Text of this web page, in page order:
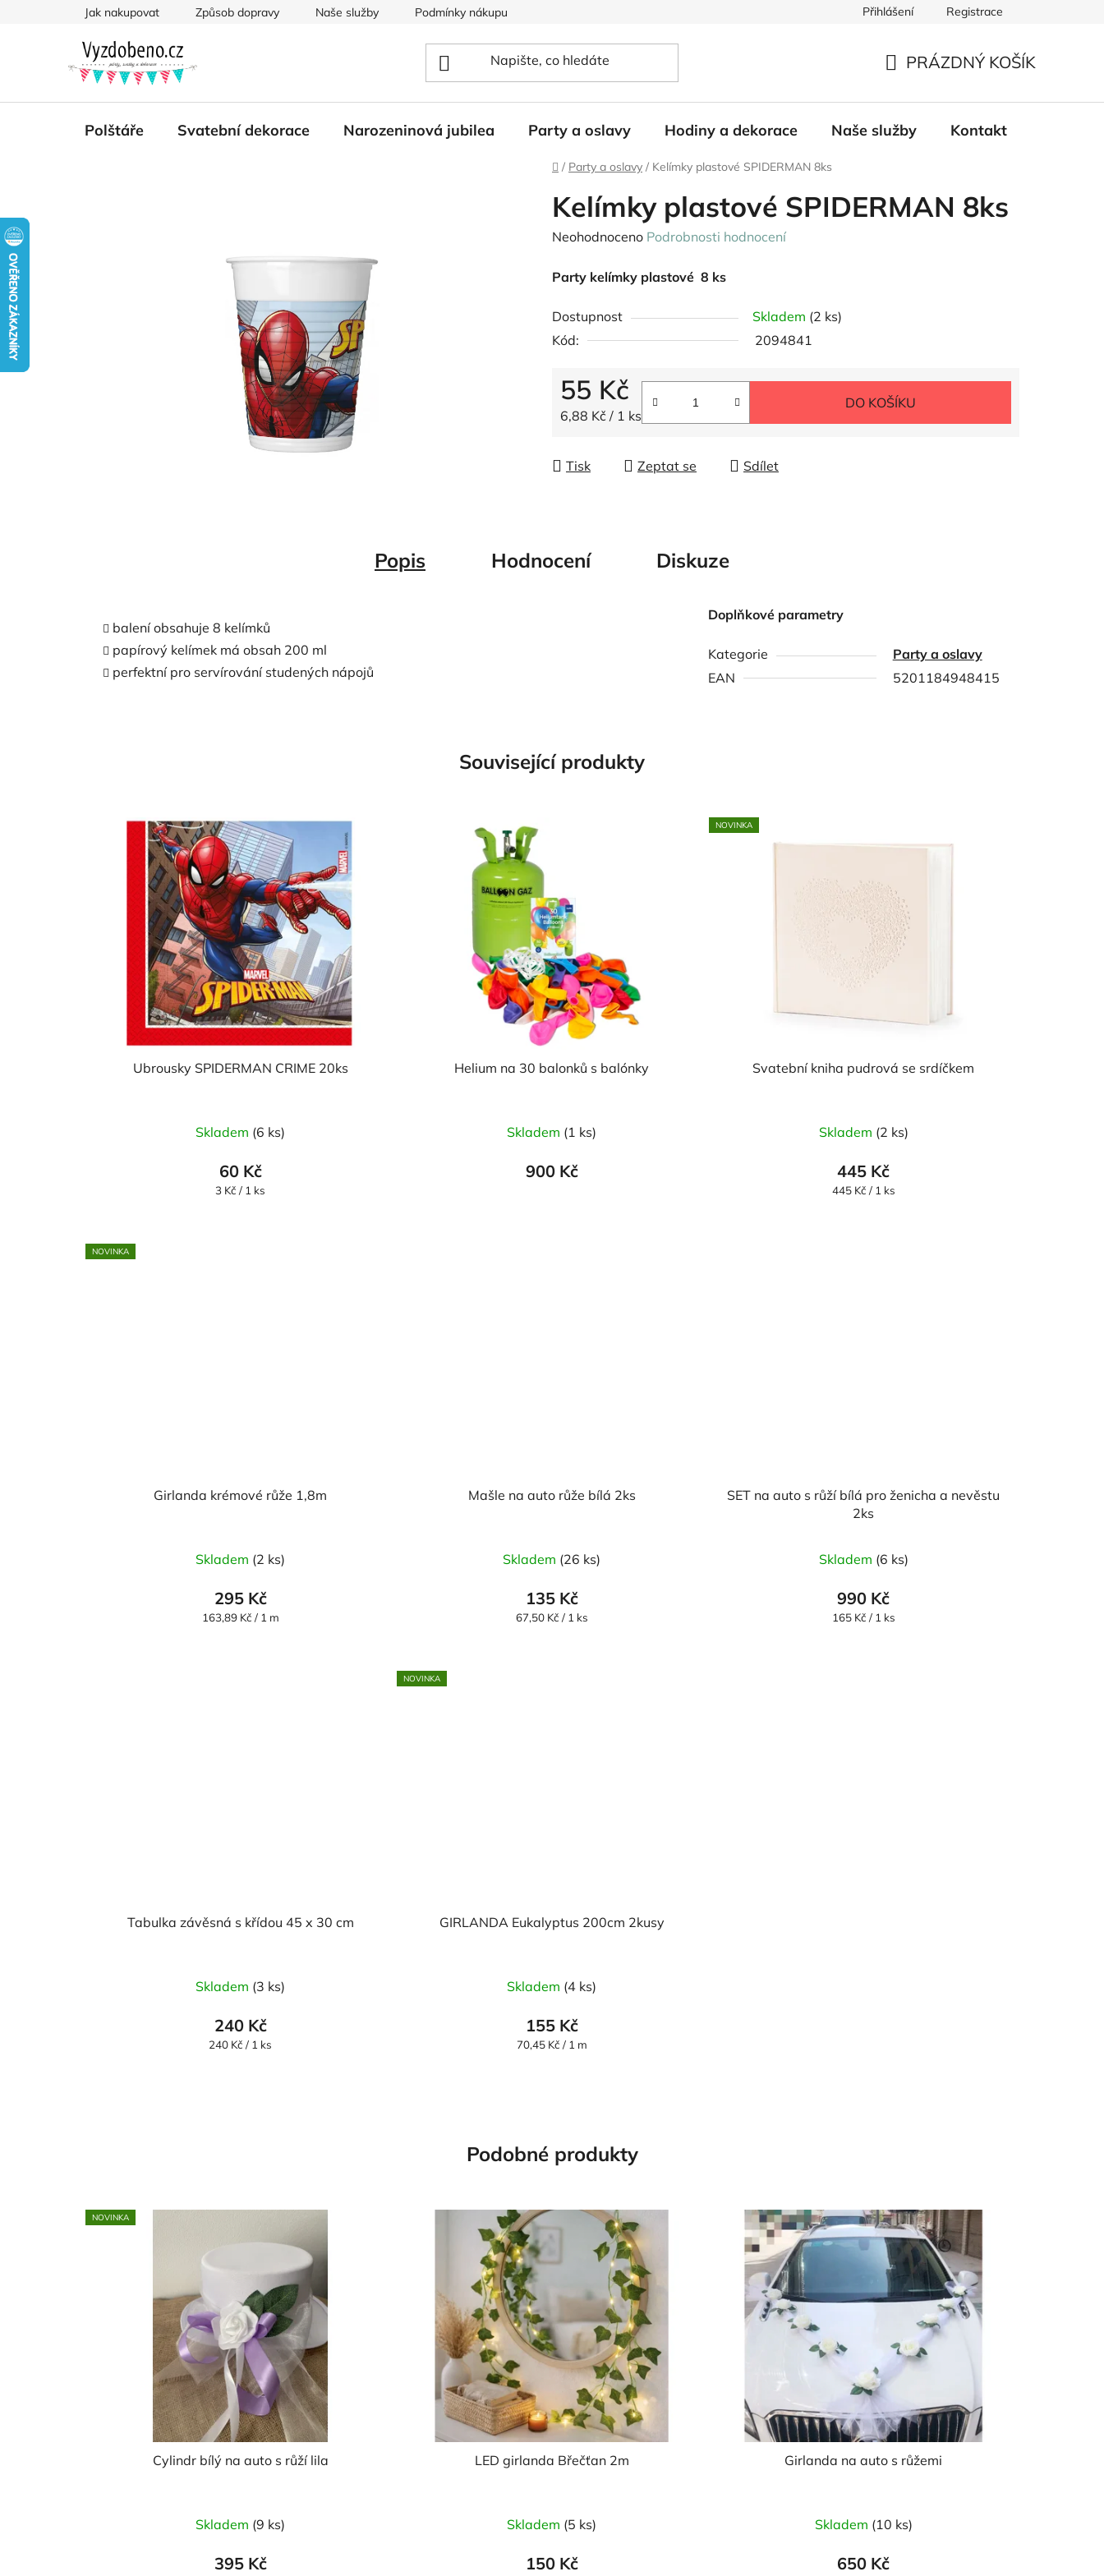
Jak nakupovat Způsob dopravy Naše služby Podmínky nákupu Přihlášení Registrace
KOŠÍK
PRÁZDNÝ KOŠÍK
Polštáře Svatební dekorace Narozeninová jubilea Party a oslavy Hodiny a dekorace Naše služby Kontakt
Domů
/ Party a oslavy / Kelímky plastové SPIDERMAN 8ks
Kelímky plastové SPIDERMAN 8ks
Průměrné
produktu
0,0
z
hvězdiček.
Neohodnoceno Podrobnosti hodnocení
Party kelímky plastové 8 ks
Dostupnost Skladem (2 ks)
Kód:
2094841
55 Kč
Měrná cena:
6,88 Kč / 1 ks
DO KOŠÍKU
Tisk Zeptat se Sdílet
Popis Hodnocení Diskuze
balení obsahuje 8 kelímků
papírový kelímek má obsah 200 ml
perfektní pro servírování studených nápojů
Doplňkové parametry
Kategorie
Party a oslavy
EAN
5201184948415
Související produkty
Ubrousky SPIDERMAN CRIME 20ks
Skladem (6 ks)
60 Kč
Měrná
3 Kč / 1 ks
Helium na 30 balonků s balónky
Skladem (1 ks)
900 Kč
NOVINKA
Svatební kniha pudrová se srdíčkem
Skladem (2 ks)
445 Kč
Měrná
445 Kč / 1 ks
NOVINKA
Girlanda krémové růže 1,8m
Skladem (2 ks)
295 Kč
Měrná
163,89 Kč / 1 m
Mašle na auto růže bílá 2ks
Skladem (26 ks)
135 Kč
Měrná
67,50 Kč / 1 ks
SET na auto s růží bílá pro ženicha a nevěstu
2ks
hodnocení
produktu
je
Skladem (6 ks)
990 Kč
Měrná
165 Kč / 1 ks
Tabulka závěsná s křídou 45 x 30 cm
Skladem (3 ks)
240 Kč
Měrná
240 Kč / 1 ks
NOVINKA
GIRLANDA Eukalyptus 200cm 2kusy
Skladem (4 ks)
155 Kč
Měrná
70,45 Kč / 1 m
Podobné produkty
NOVINKA
Cylindr bílý na auto s růží lila
Skladem (9 ks)
395 Kč
LED girlanda Břečťan 2m
Skladem (5 ks)
150 Kč
Girlanda na auto s růžemi
hodnocení
produktu
Skladem (10 ks)
650 Kč